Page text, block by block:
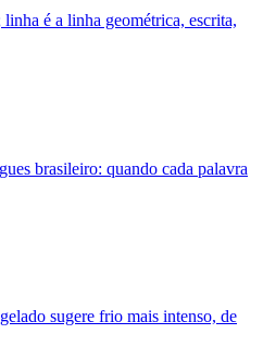
é a linha geométrica, escrita,
brasileiro: quando cada palavra
sugere frio mais intenso, de